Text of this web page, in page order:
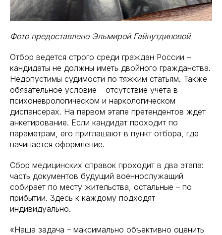
Фото предоставлено Эльмирой Гайнутдиновой
Отбор ведется строго среди граждан России –
кандидаты не должны иметь двойного гражданства.
Недопустимы судимости по тяжким статьям. Также
обязательное условие – отсутствие учета в
психоневрологическом и наркологическом
диспансерах. На первом этапе претендентов ждет
анкетирование. Если кандидат проходит по
параметрам, его приглашают в пункт отбора, где
начинается оформление.
Сбор медицинских справок проходит в два этапа:
часть документов будущий военнослужащий
собирает по месту жительства, остальные – по
прибытии. Здесь к каждому подходят
индивидуально.
«Наша задача – максимально объективно оценить